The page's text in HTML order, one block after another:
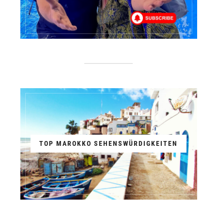
TOP MAROKKO SEHENSWÜRDIGKEITEN